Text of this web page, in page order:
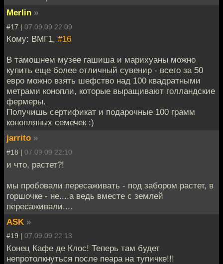
Merlin »
#17 | 07.09.09 22:09
Кому: ВМГ1, #16
В тамошнем музее гашиша и марихуаны можно
купить еще более отличный сувенир - всего за 50
евро можно взять шефство над 100 квадратными
метрами конопли, которые выращивают голландские
фермеры.
Получишь сертификат и подарочные 100 грамм
конопляных семечек :)
jarrito »
#18 | 07.09.09 22:10
и что, растет?!
мы пробовали пересаживать - под забором растет, в
горшочке - не....а ведь вместе с землей
пересаживали....
ASK »
#19 | 07.09.09 22:13
Конец Кафе де Клос! Теперь там будет
непротолкнуться после пеара на тупичке!!!